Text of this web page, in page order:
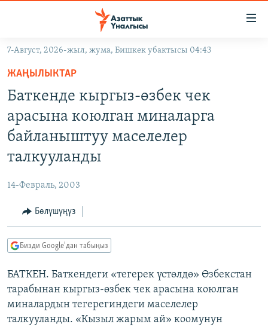
Навигацияга
өтүңүз
Издөөгө
салыңыз
САЯСАТ
ДҮЙНӨ
УКРАИНА
БҮГҮН АЗАТТЫКТА
ЭКСПЕРТТЕР ТАЛДАЙТ
БИЗ ЖАНА ДҮЙНӨ
ЭЖЕ-СИҢДИЛЕР
АЗАТТЫК+
ЫҢГАЙСЫЗ СУРООЛОР
ПОДКАСТ
ӨЗГӨЧӨ ПИКИР
Русский
ОНЛАЙН ШЕРИНЕ
7-Август, 2026-жыл, жума, Бишкек убактысы 04:43
ЖАҢЫЛЫКТАР
Баткенде кыргыз-өзбек чек
арасына коюлган миналарга
байланыштуу маселелер
талкууланды
14-Февраль, 2003
Бөлүшүңүз
Бизди Google'дан табыңыз
БАТКЕН. Баткендеги «тегерек үстөлдө» Өзбекстан
тарабынан кыргыз-өзбек чек арасына коюлган
миналардын тегерегиндеги маселелер
талкууланды. «Кызыл жарым ай» коомунун